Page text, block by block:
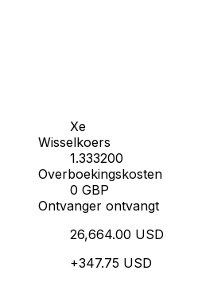
Xe
Wisselkoers
1.333200
Overboekingskosten
0 GBP
Ontvanger ontvangt
26,664.00 USD
+347.75 USD